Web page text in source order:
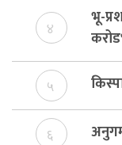
४
भू-
बेरुजु
५
६